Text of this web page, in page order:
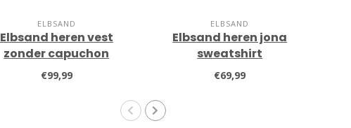
ELBSAND
Elbsand heren vest
zonder capuchon
€99,99
ELBSAND
Elbsand heren jona
sweatshirt
€69,99